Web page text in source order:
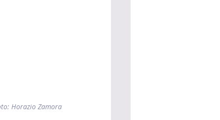
Horazio Zamora